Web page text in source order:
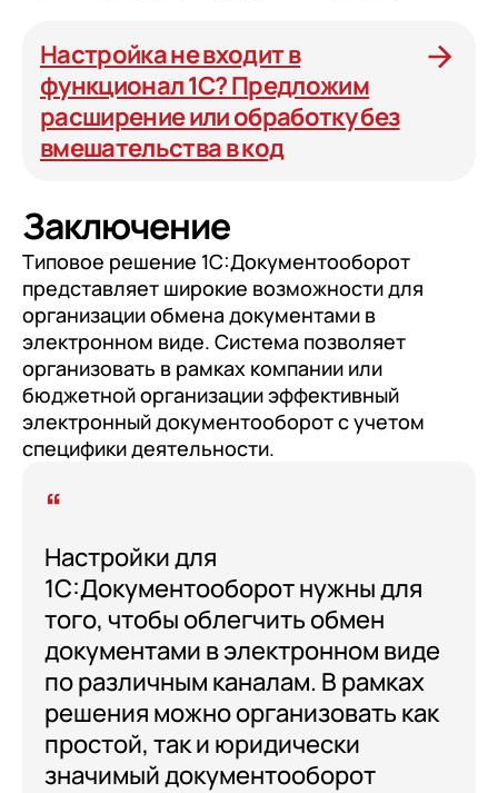
Настройка не входит в
функционал 1С? Предложим
расширение или обработку без
вмешательства в код
Заключение
Типовое решение 1С:Документооборот
представляет широкие возможности для
организации обмена документами в
электронном виде. Система позволяет
организовать в рамках компании или
бюджетной организации эффективный
электронный документооборот с учетом
специфики деятельности.
Настройки для
1С:Документооборот нужны для
того, чтобы облегчить обмен
документами в электронном виде
по различным каналам. В рамках
решения можно организовать как
простой, так и юридически
значимый документооборот